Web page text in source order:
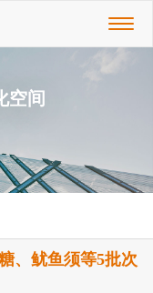
间
、鱿鱼须等5批次